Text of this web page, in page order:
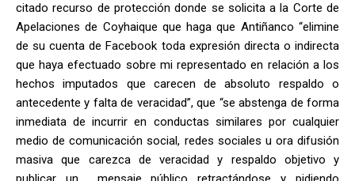
citado recurso de protección donde se solicita a la Corte de
Apelaciones de Coyhaique que haga que Antiñanco “elimine
de su cuenta de Facebook toda expresión directa o indirecta
que haya efectuado sobre mi representado en relación a los
hechos imputados que carecen de absoluto respaldo o
antecedente y falta de veracidad”, que “se abstenga de forma
inmediata de incurrir en conductas similares por cualquier
medio de comunicación social, redes sociales u ora difusión
masiva que carezca de veracidad y respaldo objetivo y